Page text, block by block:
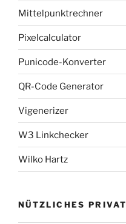
Mittelpunktrechner
Pixelcalculator
Punicode-Konverter
QR-Code Generator
Vigenerizer
W3 Linkchecker
Wilko Hartz
NÜTZLICHES PRIVAT